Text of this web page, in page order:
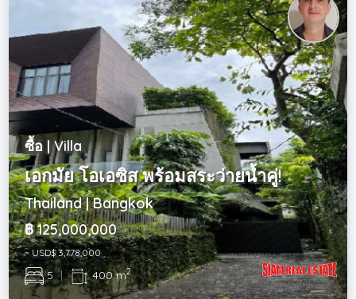
ซื้อ | Villa
เอกมัย โอเอซิส พร้อมสระว่ายน้ำคู่!
Thailand | Bangkok
฿ 125,000,000
~ USD$ 3,778,000
5 | 400 m2